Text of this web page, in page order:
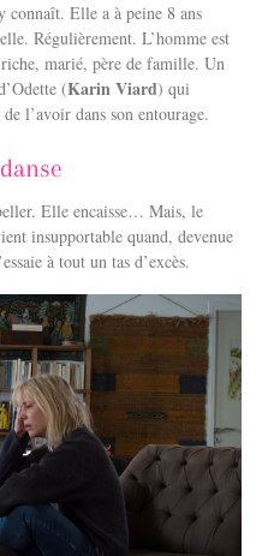
connaît. Elle a à peine 8 ans
Régulièrement. L’homme est
marié, père de famille. Un
(Karin Viard) qui
l’avoir dans son entourage.
Elle encaisse… Mais, le
insupportable quand, devenue
à tout un tas d’excès.